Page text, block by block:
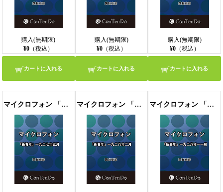
購入(無期限)
¥0 （税込）
カートに入れる
購入(無期限)
¥0（税込）
カートに入れる
購入(無期限)
¥0（税込）
カートに入れる
マイクロフォン 「新青年」一九二七年五月 マイクロフォン 「新青年」一九二八年二月 マイクロフォン 「新青年」一九二八年一一月